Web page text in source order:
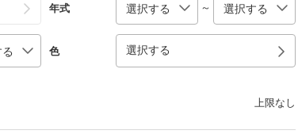
年式 ～
色 選択する
上限なし